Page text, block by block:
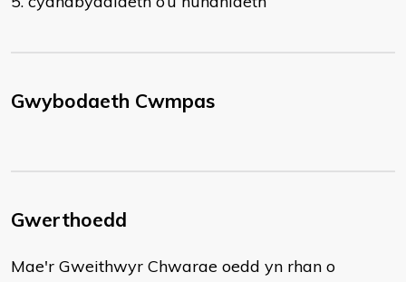
Gwybodaeth Cwmpas
Gwerthoedd
​Mae'r Gweithwyr Chwarae oedd yn rhan o